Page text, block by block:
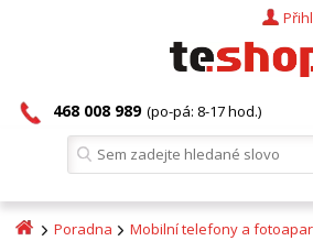
468 008 989 (po-pá: 8-17 hod.)
Poradna Mobilní telefony a